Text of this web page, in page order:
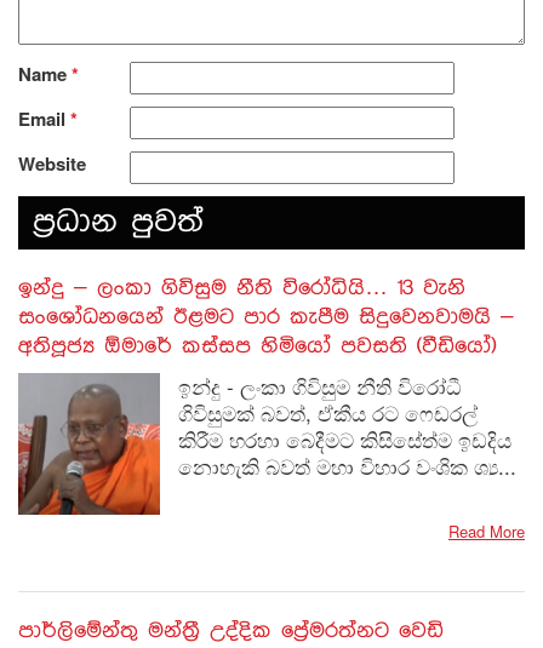
Name*
Email *
Website
ප‍්‍රධාන පුවත්
​ඉන්දු – ලංකා ගිවිසුම නීති විරෝධියි… 13 වැනි
සංශෝධනයෙන් ඊළමට පාර කැපීම සිදුවෙනවාමයි –
අතිපූජ්‍ය ඕමාරේ කස්සප හිමියෝ පවසති (වීඩියෝ)
ඉන්දු - ලංකා ගිවිසුම නීති විරෝධී
ගිවිසුමක් බවත්, ඒකීය රට ෆෙඩරල්
කිරීම හරහා බෙදීමට කිසිසේත්ම ඉඩදිය
නොහැකි බවත් මහා විහාර වංශික ශ්‍ය...
Read More
පාර්ලිමේන්තු මන්ත්‍රී උද්දික ප්‍රේමරත්නට වෙඩි